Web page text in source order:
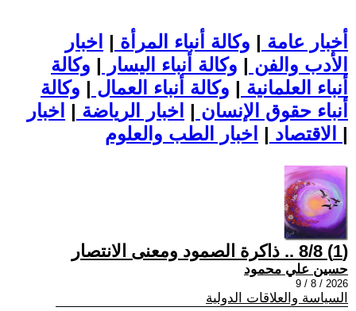
أخبار عامة | وكالة أنباء المرأة | اخبار
الأدب والفن | وكالة أنباء اليسار | وكالة
أنباء العلمانية | وكالة أنباء العمال | وكالة
أنباء حقوق الإنسان | اخبار الرياضة | اخبار
الاقتصاد | |
(1) 8/8 .. ذاكرة الصمود ومعنى الانتصار
حسين علي محمود
2026 / 8 / 9
السياسة والعلاقات الدولية